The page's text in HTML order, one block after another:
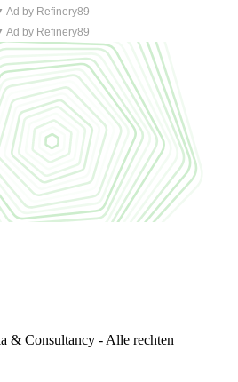
Ad by Refinery89
Ad by Refinery89
& Consultancy - Alle rechten